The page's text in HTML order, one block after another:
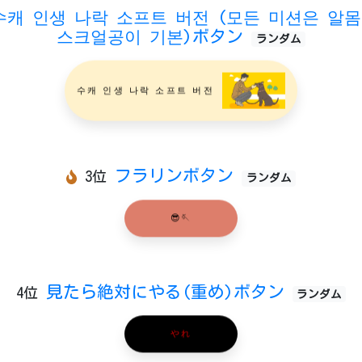
캐 인생 나락 소프트 버전 (모든 미션은 알
스크얼공이 기본)ボタン
ランダム
수캐 인생 나락 소프트 버전
3位 フラリンボタン ランダム
😎🪡
4位 見たら絶対にやる(重め)ボタン ランダム
やれ